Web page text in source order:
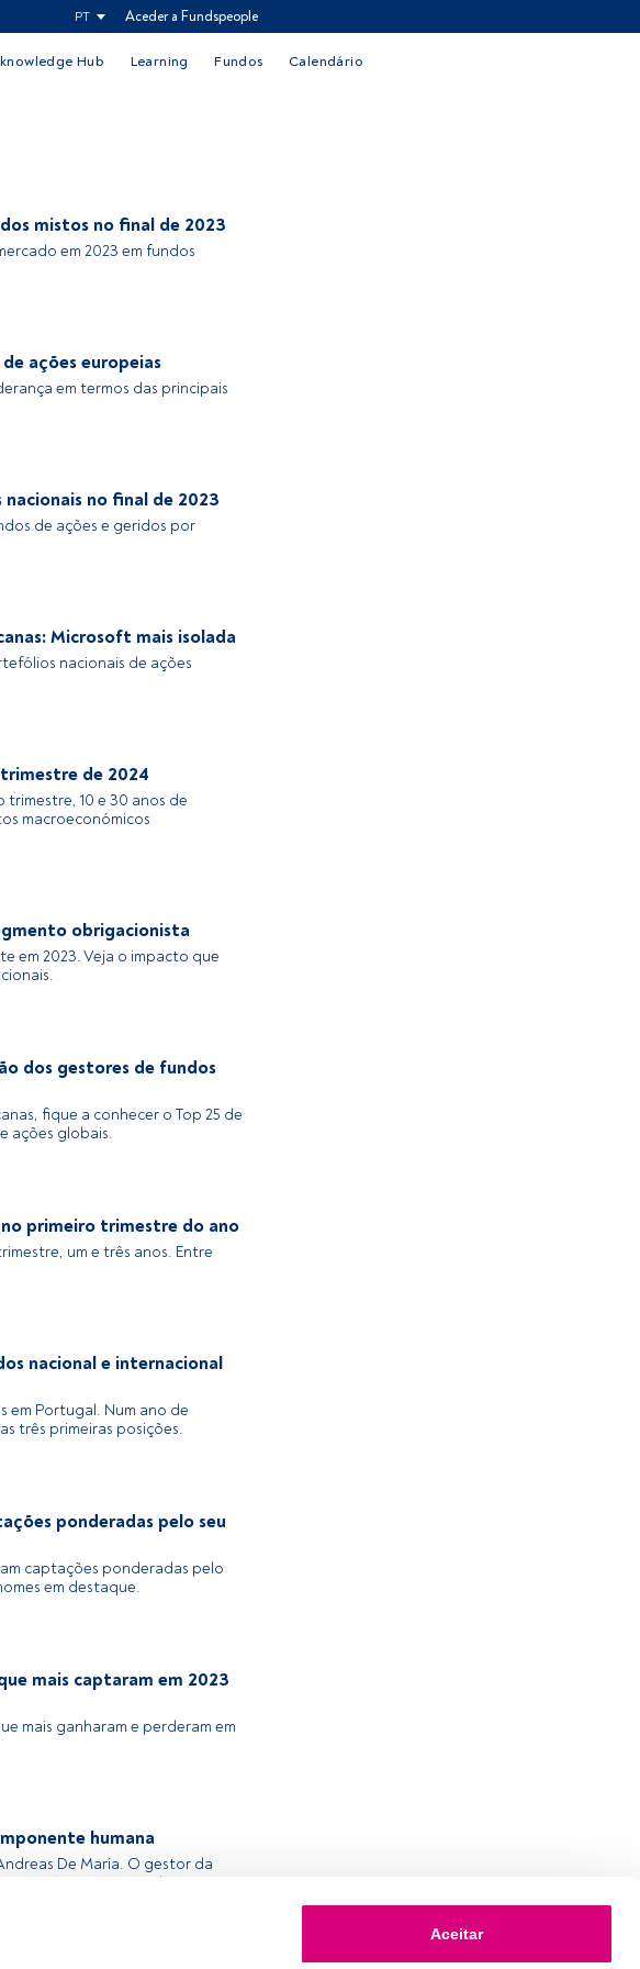
Aceitar
PT Aceder a Fundspeople
knowledge Hub Learning Fundos Calendário
mistos no final de 2023
em 2023 em fundos
ações europeias
em termos das principais
no final de 2023
de ações e geridos por
Microsoft mais isolada
nacionais de ações
de 2024
10 e 30 anos de
macroeconómicos
obrigacionista
em 2023. Veja o impacto que
dos gestores de fundos
fique a conhecer o Top 25 de
ações globais.
primeiro trimestre do ano
um e três anos. Entre
nacional e internacional
em Portugal. Num ano de
três primeiras posições.
ponderadas pelo seu
captações ponderadas pelo
em destaque.
mais captaram em 2023
mais ganharam e perderam em
humana
De María. O gestor da
à componente humana e